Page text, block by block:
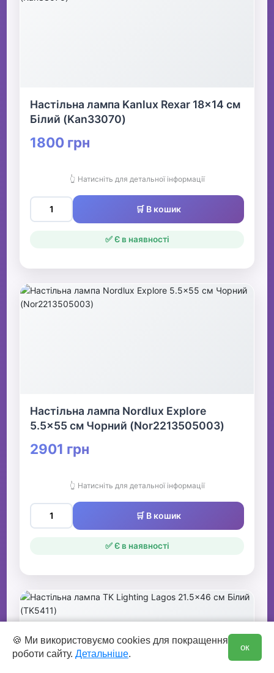
Настільна лампа Kanlux Rexar 18x14 см
Білий (Kan33070)
1800 грн
👆 Натисніть для детальної інформації
🛒 В кошик
✅ Є в наявності
Настільна лампа Nordlux Explore
5.5x55 см Чорний (Nor2213505003)
2901 грн
👆 Натисніть для детальної інформації
🛒 В кошик
✅ Є в наявності
🍪 Ми використовуємо cookies для покращення
роботи сайту. Детальніше.
ок
0